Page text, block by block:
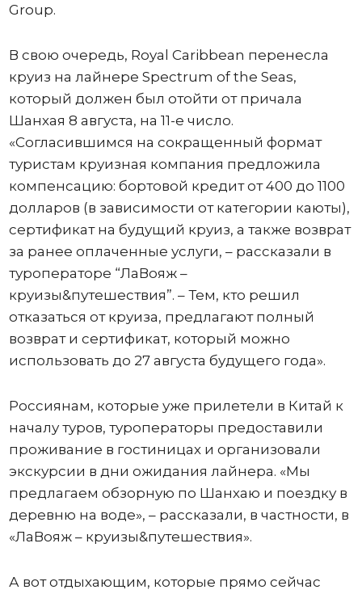
Group.
В свою очередь, Royal Caribbean перенесла
круиз на лайнере Spectrum of the Seas,
который должен был отойти от причала
Шанхая 8 августа, на 11-е число.
«Согласившимся на сокращенный формат
туристам круизная компания предложила
компенсацию: бортовой кредит от 400 до 1100
долларов (в зависимости от категории каюты),
сертификат на будущий круиз, а также возврат
за ранее оплаченные услуги, – рассказали в
туроператоре “ЛаВояж –
круизы&путешествия”. – Тем, кто решил
отказаться от круиза, предлагают полный
возврат и сертификат, который можно
использовать до 27 августа будущего года».
Россиянам, которые уже прилетели в Китай к
началу туров, туроператоры предоставили
проживание в гостиницах и организовали
экскурсии в дни ожидания лайнера. «Мы
предлагаем обзорную по Шанхаю и поездку в
деревню на воде», – рассказали, в частности, в
«ЛаВояж – круизы&путешествия».
А вот отдыхающим, которые прямо сейчас